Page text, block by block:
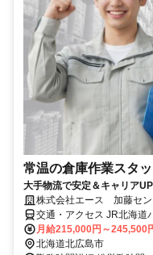
常温の倉庫作業スタ
大手物流で安定＆キャリア
株式会社エース 加藤セン
交通・アクセス JR北海道
月給215,000円～245,500
北海道北広島市